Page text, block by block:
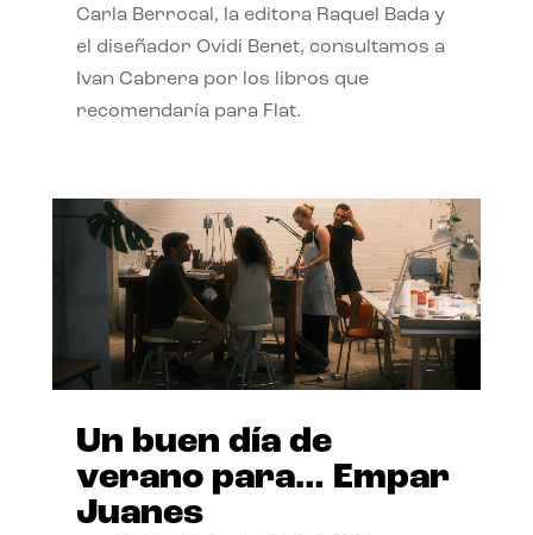
Carla Berrocal, la editora Raquel Bada y
el diseñador Ovidi Benet, consultamos a
Ivan Cabrera por los libros que
recomendaría para Flat.
Un buen día de
verano para… Empar
Juanes